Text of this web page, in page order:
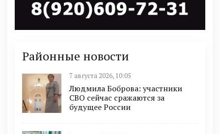
Районные новости
7 августа 2026, 10:05
Людмила Боброва: участники
СВО сейчас сражаются за
будущее России